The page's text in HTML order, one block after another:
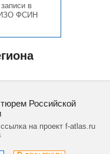
в
ФСИН
Российской
на проект f-atlas.ru